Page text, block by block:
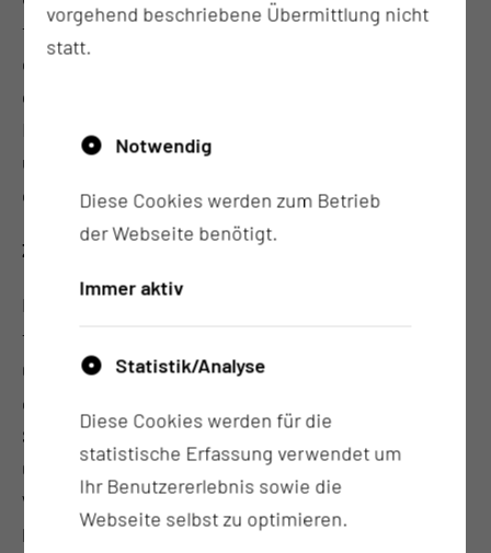
tun. Prof. Krapohl führt Sie durch einige Bereiche
der ästhetischen Chirurgie für Männer. Besonders
geht er auf die männliche Brust, den Bauch und den
Intimbereich ein. Freuen Sie sich auf einen
umfassenden, tabuarmen und humorvollen Gang
durch die „maskuline“ Schönheitschirurgie
Zur Person:
Prof. Dr. med. habil. Björn Dirk Krapohl ist Facharzt
für Plastische, Rekonstruktive und Ästhetische
Chirurgie sowie wie Handchirurg mit
deutschem und US-amerikanischem
Studienabschluss. Er ist Präsident der Deutschen
Gesellschaft für Plastische und
Wiederherstellungschirurgie. Durch seine Tätigkeit
bei der NASA und im Sanitätsdienst der
vorgehend beschriebene Übermittlung nicht
statt.
Notwendig
Diese Cookies werden zum Betrieb
der Webseite benötigt.
Immer aktiv
Statistik/Analyse
Diese Cookies werden für die
statistische Erfassung verwendet um
Ihr Benutzererlebnis sowie die
Webseite selbst zu optimieren.